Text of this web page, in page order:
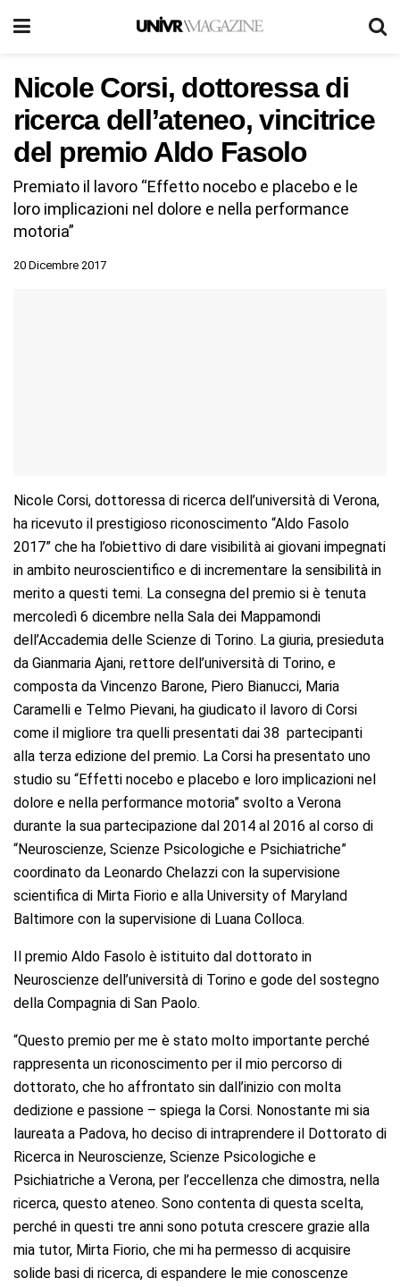
Nicole Corsi, dottoressa di
ricerca dell’ateneo, vincitrice
del premio Aldo Fasolo
Premiato il lavoro “Effetto nocebo e placebo e le
loro implicazioni nel dolore e nella performance
motoria”
20 Dicembre 2017
Nicole Corsi, dottoressa di ricerca dell’università di Verona,
ha ricevuto il prestigioso riconoscimento “Aldo Fasolo
2017” che ha l’obiettivo di dare visibilità ai giovani impegnati
in ambito neuroscientifico e di incrementare la sensibilità in
merito a questi temi. La consegna del premio si è tenuta
mercoledì 6 dicembre nella Sala dei Mappamondi
dell’Accademia delle Scienze di Torino. La giuria, presieduta
da Gianmaria Ajani, rettore dell’università di Torino, e
composta da Vincenzo Barone, Piero Bianucci, Maria
Caramelli e Telmo Pievani, ha giudicato il lavoro di Corsi
come il migliore tra quelli presentati dai 38 partecipanti
alla terza edizione del premio. La Corsi ha presentato uno
studio su “Effetti nocebo e placebo e loro implicazioni nel
dolore e nella performance motoria” svolto a Verona
durante la sua partecipazione dal 2014 al 2016 al corso di
“Neuroscienze, Scienze Psicologiche e Psichiatriche”
coordinato da Leonardo Chelazzi con la supervisione
scientifica di Mirta Fiorio e alla University of Maryland
Baltimore con la supervisione di Luana Colloca.
Il premio Aldo Fasolo è istituito dal dottorato in
Neuroscienze dell’università di Torino e gode del sostegno
della Compagnia di San Paolo.
“Questo premio per me è stato molto importante perché
rappresenta un riconoscimento per il mio percorso di
dottorato, che ho affrontato sin dall’inizio con molta
dedizione e passione – spiega la Corsi. Nonostante mi sia
laureata a Padova, ho deciso di intraprendere il Dottorato di
Ricerca in Neuroscienze, Scienze Psicologiche e
Psichiatriche a Verona, per l’eccellenza che dimostra, nella
ricerca, questo ateneo. Sono contenta di questa scelta,
perché in questi tre anni sono potuta crescere grazie alla
mia tutor, Mirta Fiorio, che mi ha permesso di acquisire
solide basi di ricerca, di espandere le mie conoscenze